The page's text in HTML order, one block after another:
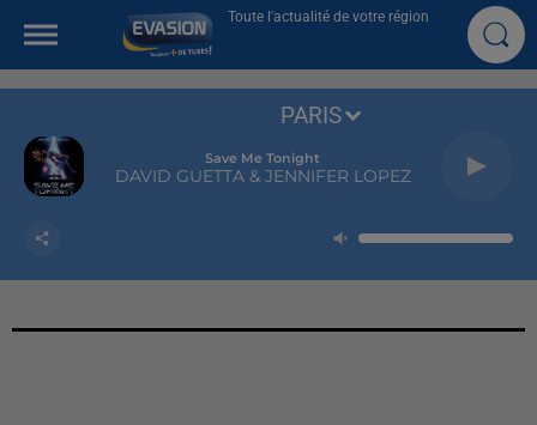
Toute l'actualité de votre région
Save Me Tonight
DAVID GUETTA & JENNIFER LOPEZ
PARIS